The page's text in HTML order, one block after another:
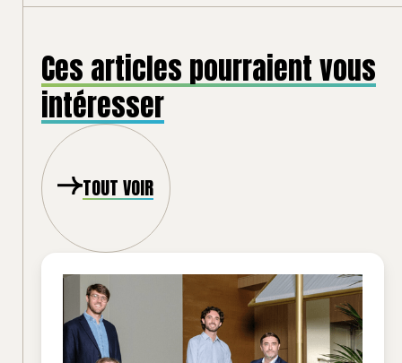
Ces articles pourraient vous
intéresser
TOUT VOIR